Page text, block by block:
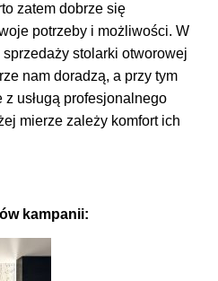
zatem dobrze się
potrzeby i możliwości. W
stolarki otworowej
nam doradzą, a przy tym
usługą profesjonalnego
mierze zależy komfort ich
kampanii: